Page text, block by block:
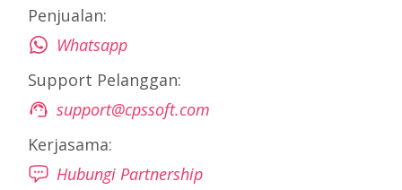
Penjualan:
Whatsapp
Support Pelanggan:
support@cpssoft.com
Kerjasama:
Hubungi Partnership